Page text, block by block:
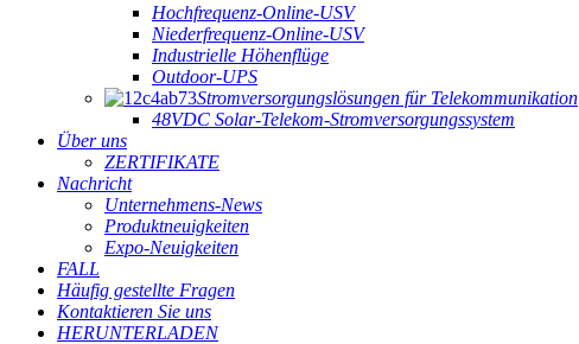
Hochfrequenz-Online-USV
Niederfrequenz-Online-USV
Industrielle Höhenflüge
Outdoor-UPS
Stromversorgungslösungen für Telekommunikation
48VDC Solar-Telekom-Stromversorgungssystem
Über uns
ZERTIFIKATE
Nachricht
Unternehmens-News
Produktneuigkeiten
Expo-Neuigkeiten
FALL
Häufig gestellte Fragen
Kontaktieren Sie uns
HERUNTERLADEN